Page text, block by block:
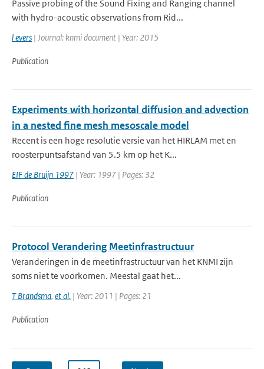
Passive probing of the Sound Fixing and Ranging channel
with hydro-acoustic observations from Rid...
l evers | Journal: knmi document | Year: 2015
Publication
Experiments with horizontal diffusion and advection
in a nested fine mesh mesoscale model
Recent is een hoge resolutie versie van het HIRLAM met en
roosterpuntsafstand van 5.5 km op het K...
EIF de Bruijn 1997 | Year: 1997 | Pages: 32
Publication
Protocol Verandering Meetinfrastructuur
Veranderingen in de meetinfrastructuur van het KNMI zijn
soms niet te voorkomen. Meestal gaat het...
T Brandsma, et al. | Year: 2011 | Pages: 21
Publication